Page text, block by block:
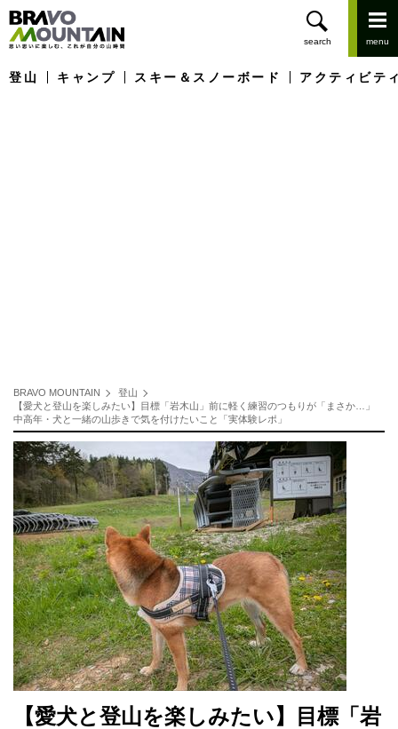
登山 キャンプ スキー＆スノーボード アクティビテ
BRAVO MOUNTAIN
登山
【愛犬と登山を楽しみたい】目標「岩木山」前に軽く練習のつもりが「まさか…」
中高年・犬と一緒の山歩きで気を付けたいこと「実体験レポ」
【愛犬と登山を楽しみたい】目標「岩